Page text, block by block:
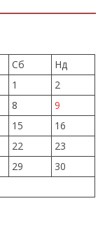
Сб
Нд
1
2
8
9
15
16
22
23
29
30